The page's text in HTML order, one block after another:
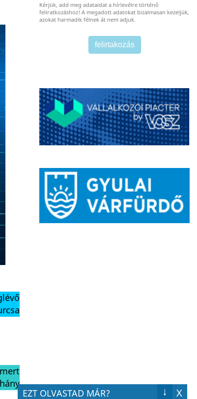
Kérjük, add meg adataidat a hírlevélre történő
feliratkozáshoz! A megadott adatokat bizalmasan kezeljük,
azokat harmadik félnek át nem adjuk.
EZT OLVASTAD MÁR? X
↓